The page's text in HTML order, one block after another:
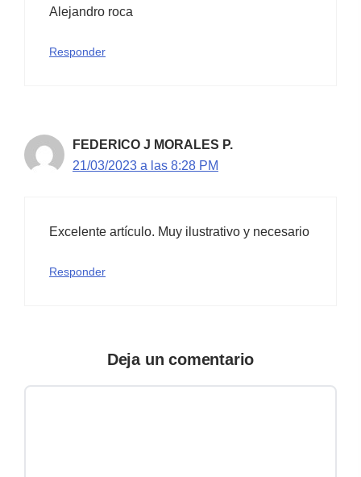
Alejandro roca
Responder
FEDERICO J MORALES P.
21/03/2023 a las 8:28 PM
Excelente artículo. Muy ilustrativo y necesario
Responder
Deja un comentario